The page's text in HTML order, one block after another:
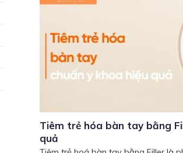
Tiêm trẻ hóa bàn tay bằng
quả